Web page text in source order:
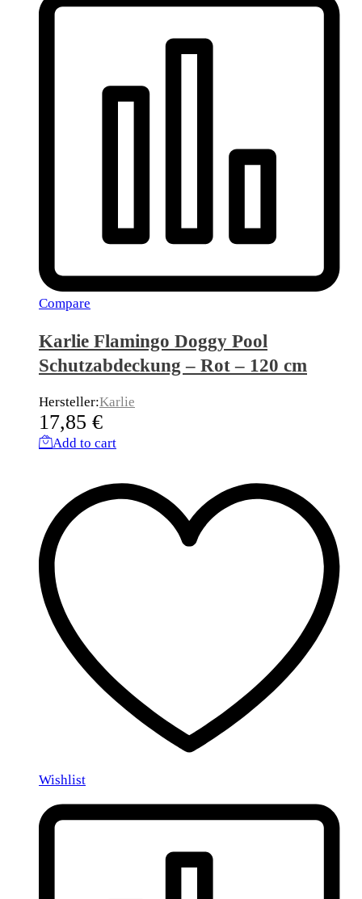
Compare
Karlie Flamingo Doggy Pool
Schutzabdeckung – Rot – 120 cm
Hersteller:Karlie
17,85 €
Add to cart
Wishlist